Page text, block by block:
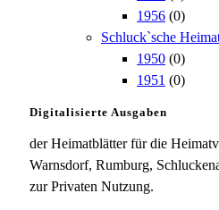
1956 (0)
Schluck`sche
1950 (0)
1951 (0)
Digitalisierte Ausgaben
der Heimatblätter für die
Warnsdorf, Rumburg,
zur Privaten Nutzung.